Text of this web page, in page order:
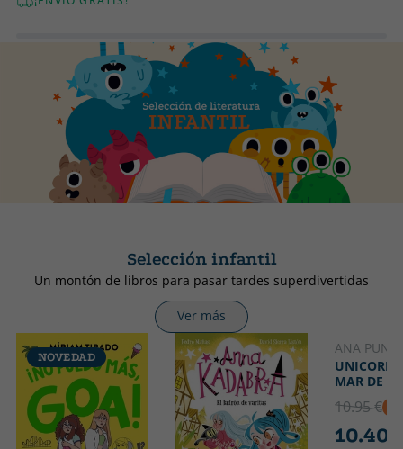
Selección infantil
Un montón de libros para pasar tardes superdivertidas
Ver más
NOVEDAD
ANA
MAR DE
10.95 €
10.40